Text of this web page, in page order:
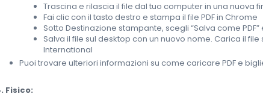
Trascina e rilascia il file dal tuo computer in una nuova
Fai clic con il tasto destro e stampa il file PDF in Chrome
Sotto Destinazione stampante, scegli “Salva come PDF”
Salva il file sul desktop con un nuovo nome. Carica il
International
Puoi trovare ulteriori informazioni su come caricare PDF e
Fisico: